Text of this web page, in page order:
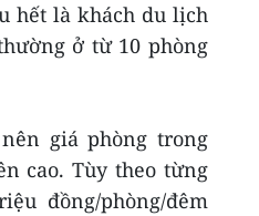
hết là khách du lịch
ở từ 10 phòng
giá phòng trong
cao. Tùy theo từng
đồng/phòng/đêm